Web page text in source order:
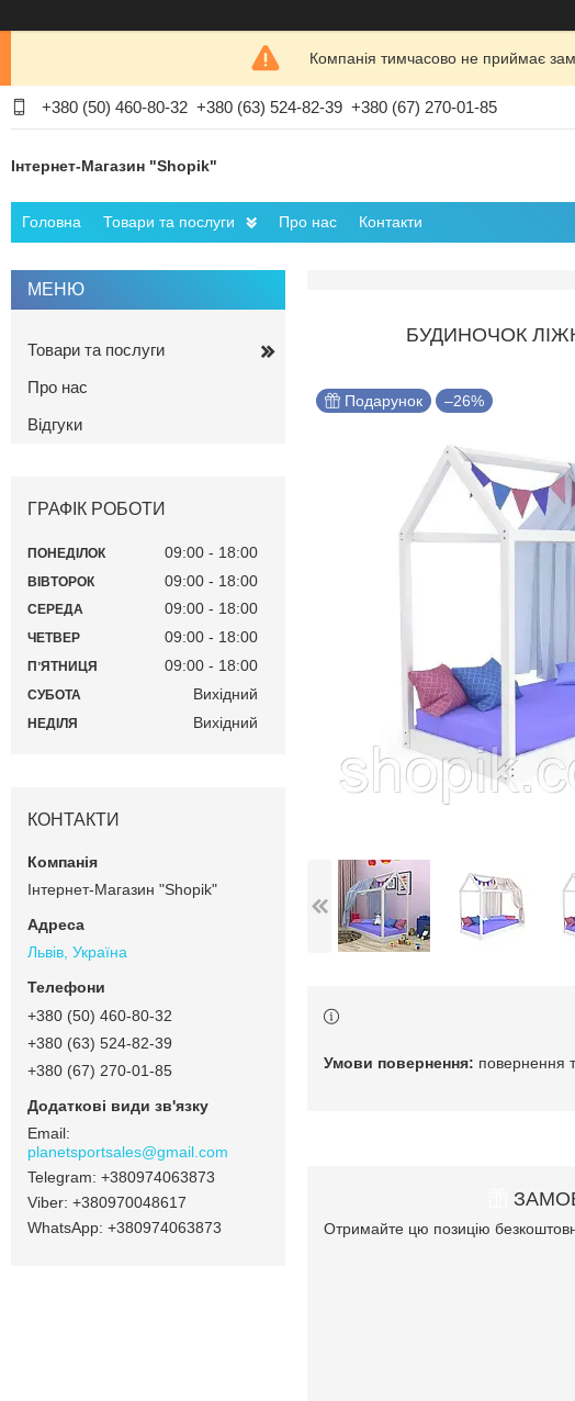
Компанія тимчасово не приймає
+380 (50) 460-80-32 +380 (63) 524-82-39 +380 (67) 270-01-85
Інтернет-Магазин "Shopik"
Головна Товари та послуги Про нас Контакти
БУДИНОЧОК
Подарунок –26%
повернення
Отримайте цю позицію
Товари та послуги
Про нас
Відгуки
ГРАФІК РОБОТИ
ПОНЕДІЛОК 09:00 18:00
ВІВТОРОК 09:00 18:00
СЕРЕДА 09:00 18:00
ЧЕТВЕР 09:00 18:00
ПʼЯТНИЦЯ 09:00 18:00
СУБОТА Вихідний
НЕДІЛЯ Вихідний
КОНТАКТИ
Інтернет-Магазин "Shopik"
Львів, Україна
+380 (50) 460-80-32
+380 (63) 524-82-39
+380 (67) 270-01-85
planetsportsales@gmail.com
+380974063873
+380970048617
+380974063873